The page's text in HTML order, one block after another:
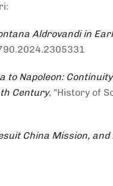
Aldrovandi in
to Napoleon:
Century, "History of
China Mission, and